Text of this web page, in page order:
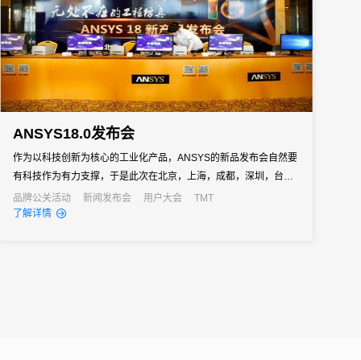
ANSYS18.0发布会
作为以科技创新为核心的工业化产品，ANSYS的新品发布会自然要
有科技作为有力支撑，于是此次在北京，上海，成都，深圳，台北
等地的新品发布会中，数字化会务领域的先行军31会议同样用科技
让ANSYS领略到了数字化会务的魅力，强强联合，用科技共创经
品牌公关活动 新闻发布会 用户大会
TMT
了解详情